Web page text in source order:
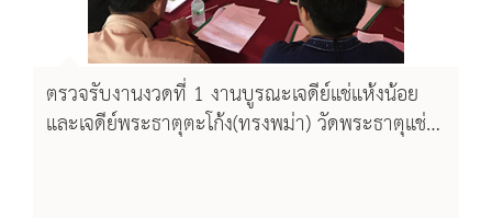
ตรวจรับงานงวดที่ 1 งานบูรณะเจดีย์แช่แห้งน้อย
และเจดีย์พระธาตุตะโก้ง(ทรงพม่า) วัดพระธาตุแช่